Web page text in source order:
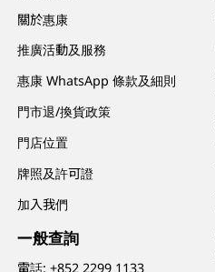
關於惠康
推廣活動及服務
惠康 WhatsApp 條款及細則
門市退/換貨政策
門店位置
牌照及許可證
加入我們
一般查詢
電話:+852 2299 1133